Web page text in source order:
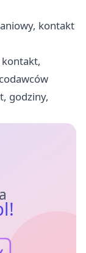
kontakt
kontakt,
godziny,